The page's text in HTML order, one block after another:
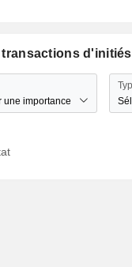
transactions
une importance